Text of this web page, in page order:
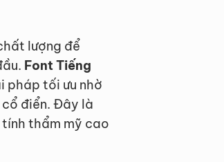
lượng để
Font Tiếng
pháp tối ưu nhờ
điển. Đây là
thẩm mỹ cao